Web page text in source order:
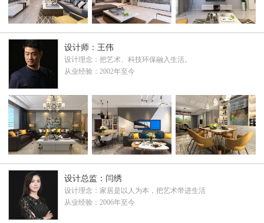
设计师：王伟
设计理念：把艺术、科技环保融入生活。
从业经验：2002年至今
设计总监：闫绣
设计理念：家居是以人为本，把艺术带进生活
从业经验：2006年至今